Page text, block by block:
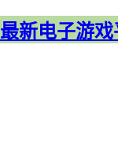
最新电子游